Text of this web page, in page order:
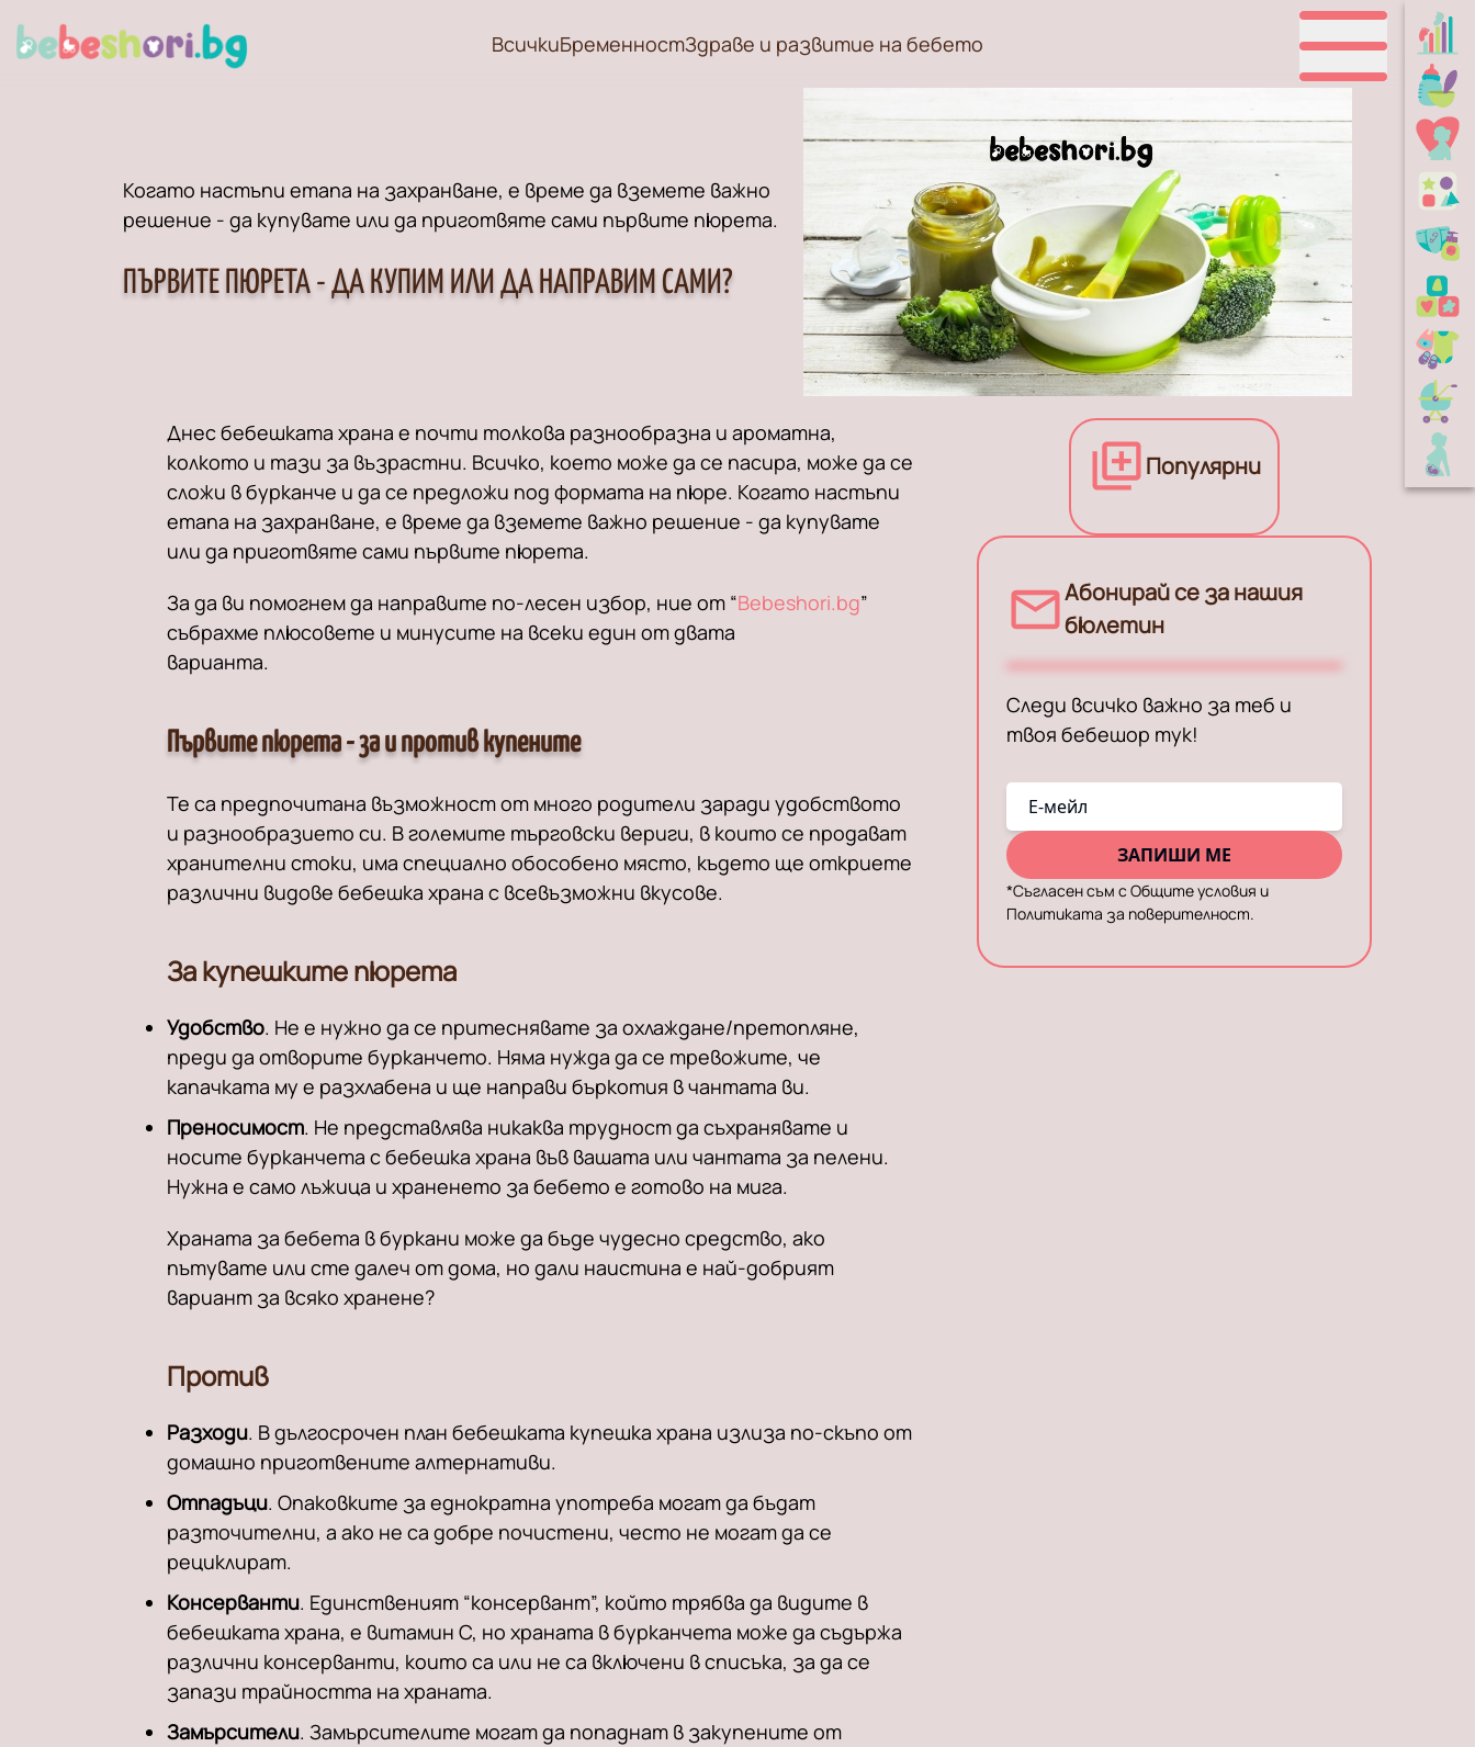
ВсичкиБременностЗдраве и развитие на бебето
Когато настъпи етапа на захранване, е време да вземете важно
решение - да купувате или да приготвяте сами първите пюрета.
ПЪРВИТЕ ПЮРЕТА - ДА КУПИМ ИЛИ ДА НАПРАВИМ САМИ?
Днес бебешката храна е почти толкова разнообразна и ароматна,
колкото и тази за възрастни. Всичко, което може да се пасира, може да се
сложи в бурканче и да се предложи под формата на пюре. Когато настъпи
етапа на захранване, е време да вземете важно решение - да купувате
или да приготвяте сами първите пюрета.
За да ви помогнем да направите по-лесен избор, ние от “Bebeshori.bg”
събрахме плюсовете и минусите на всеки един от двата
варианта.
Първите пюрета - за и против купените
Те са предпочитана възможност от много родители заради удобството
и разнообразието си. В големите търговски вериги, в които се продават
хранителни стоки, има специално обособено място, където ще откриете
различни видове бебешка храна с всевъзможни вкусове.
За купешките пюрета
Удобство. Не е нужно да се притеснявате за охлаждане/претопляне,
преди да отворите бурканчето. Няма нужда да се тревожите, че
капачката му е разхлабена и ще направи бъркотия в чантата ви.
Преносимост. Не представлява никаква трудност да съхранявате и
носите бурканчета с бебешка храна във вашата или чантата за пелени.
Нужна е само лъжица и храненето за бебето е готово на мига.
Храната за бебета в буркани може да бъде чудесно средство, ако
пътувате или сте далеч от дома, но дали наистина е най-добрият
вариант за всяко хранене?
Против
Разходи. В дългосрочен план бебешката купешка храна излиза по-скъпо от
домашно приготвените алтернативи.
Отпадъци. Опаковките за еднократна употреба могат да бъдат
разточителни, а ако не са добре почистени, често не могат да се
рециклират.
Консерванти. Единственият “консервант”, който трябва да видите в
бебешката храна, е витамин С, но храната в бурканчета може да съдържа
различни консерванти, които са или не са включени в списъка, за да се
запази трайността на храната.
Замърсители. Замърсителите могат да попаднат в закупените от
Популярни
Абонирай се за нашия
бюлетин
Следи всичко важно за теб и
твоя бебешор тук!
E-мейл
ЗАПИШИ МЕ
*Съгласен съм с Общите условия и
Политиката за поверителност.